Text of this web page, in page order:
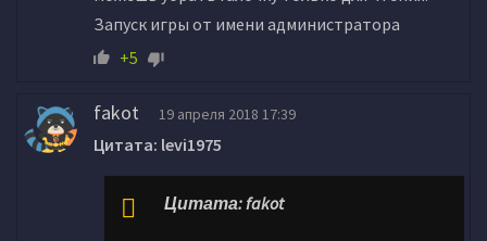
Запуск игры от имени администратора
+5
fakot 19 апреля 2018 17:39
Цитата: levi1975
Цитата: fakot